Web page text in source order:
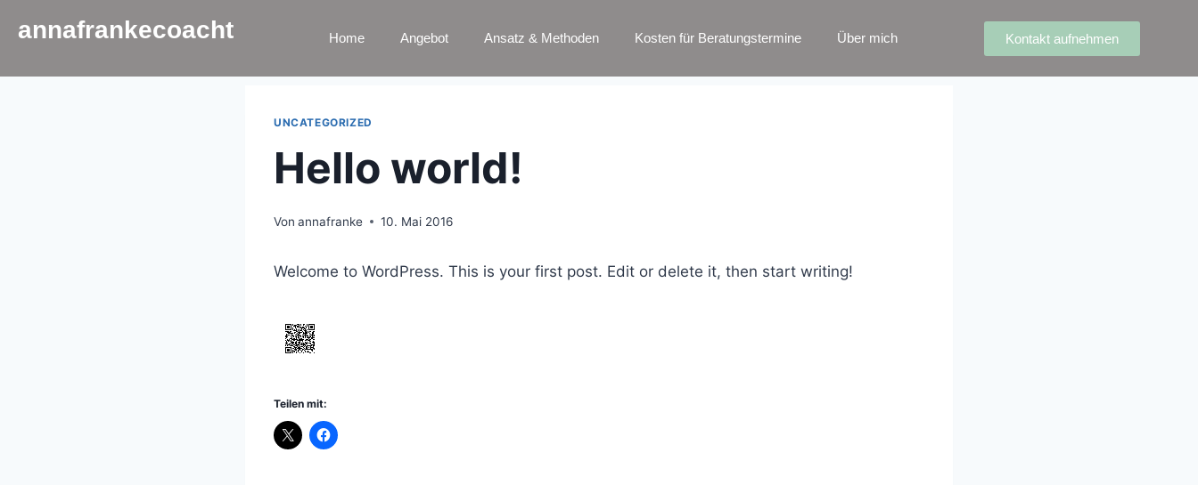
annafrankecoacht Home Angebot Ansatz & Methoden Kosten für Beratungstermine Über mich Kontakt aufnehmen
UNCATEGORIZED
Hello world!
Von annafranke 10. Mai 2016
Welcome to WordPress. This is your first post. Edit or delete it, then start writing!
Teilen mit: